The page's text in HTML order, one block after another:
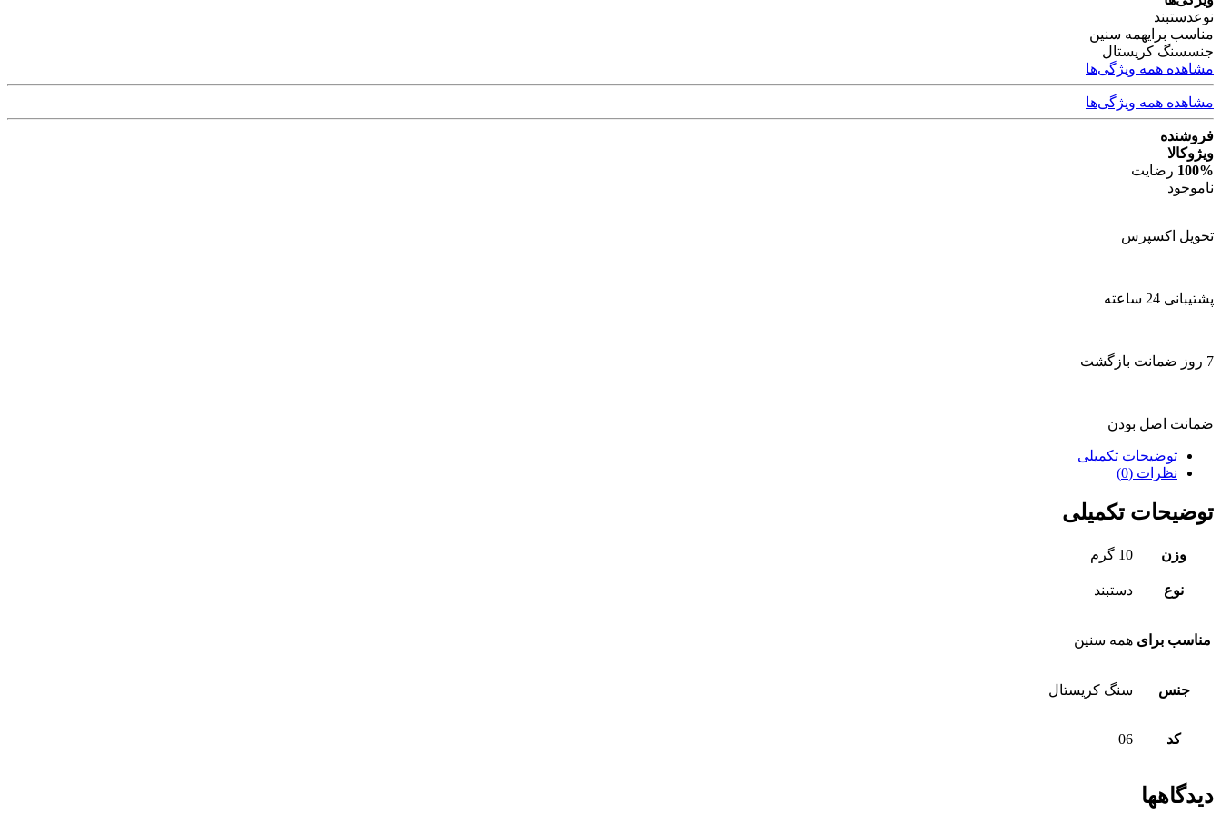
نوعدستبند
مناسب برایهمه سنین
جنسسنگ کریستال
مشاهده همه ویژگی‌ها
مشاهده همه ویژگی‌ها
فروشنده
ویژوکالا
100% رضایت
ناموجود
تحویل اکسپرس
پشتیبانی 24 ساعته
7 روز ضمانت بازگشت
ضمانت اصل بودن
توضیحات تکمیلی
نظرات (0)
توضیحات تکمیلی
وزن 10 گرم
نوع دستبند
مناسب برای همه سنین
جنس سنگ کریستال
کد 06
دیدگاهها